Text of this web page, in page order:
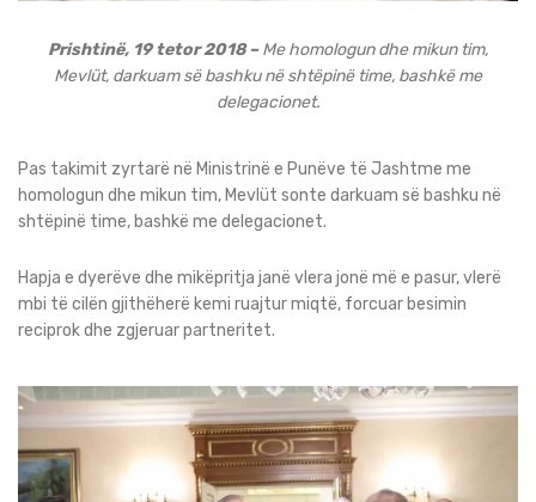
Prishtinë, 19 tetor 2018 –Me homologun dhe mikun tim,
Mevlüt, darkuam së bashku në shtëpinë time, bashkë me
delegacionet.
Pas takimit zyrtarë në Ministrinë e Punëve të Jashtme me
homologun dhe mikun tim, Mevlüt sonte darkuam së bashku në
shtëpinë time, bashkë me delegacionet.
Hapja e dyerëve dhe mikëpritja janë vlera jonë më e pasur, vlerë
mbi të cilën gjithëherë kemi ruajtur miqtë, forcuar besimin
reciprok dhe zgjeruar partneritet.